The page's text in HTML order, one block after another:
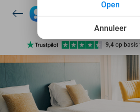
7 dagen per week
10+ miljoen leden
9,4 op basis
7 dagen per week
10+ miljoen
Annuleer
Open